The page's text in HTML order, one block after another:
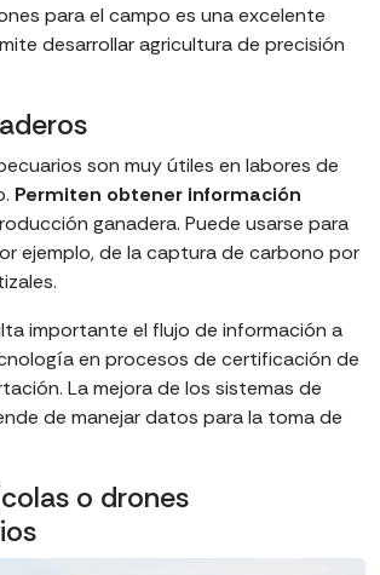
para el campo es una excelente
desarrollar agricultura de precisión
son muy útiles en labores de
Permiten obtener información
ganadera. Puede usarse para
ejemplo, de la captura de carbono por
importante el flujo de información a
en procesos de certificación de
La mejora de los sistemas de
de manejar datos para la toma de
o drones